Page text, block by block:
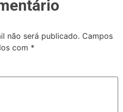
não será publicado. Campos
com *